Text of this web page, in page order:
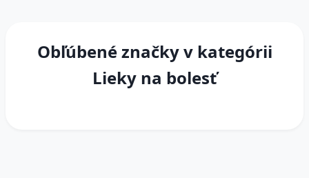
Obľúbené značky v kategórii
Lieky na bolesť